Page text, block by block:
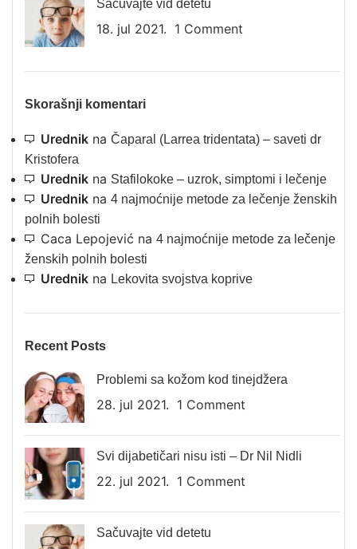
Sačuvajte vid detetu
18. jul 2021. 1 Comment
Skorašnji komentari
Urednik na Čaparal (Larrea tridentata) – saveti dr
Kristofera
Urednik na Stafilokoke – uzrok, simptomi i lečenje
Urednik na 4 najmoćnije metode za lečenje ženskih
polnih bolesti
Caca Lepojević na 4 najmoćnije metode za lečenje
ženskih polnih bolesti
Urednik na Lekovita svojstva koprive
Recent Posts
Problemi sa kožom kod tinejdžera
28. jul 2021. 1 Comment
Svi dijabetičari nisu isti – Dr Nil Nidli
22. jul 2021. 1 Comment
Sačuvajte vid detetu